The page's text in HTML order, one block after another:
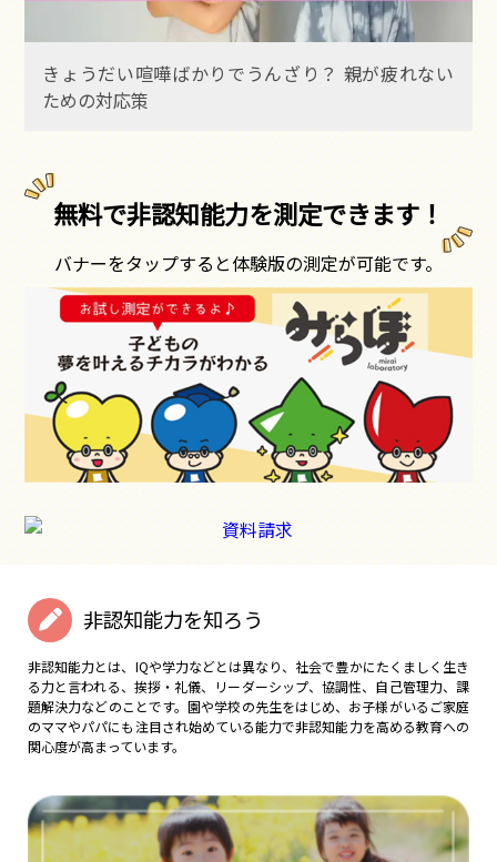
きょうだい喧嘩ばかりでうんざり？ 親が疲れない
ための対応策
無料で非認知能力を測定できます！
バナーをタップすると体験版の測定が可能です。
非認知能力を知ろう
非認知能力とは、IQや学力などとは異なり、社会で豊かにたくましく生き
る力と言われる、挨拶・礼儀、リーダーシップ、協調性、自己管理力、課
題解決力などのことです。園や学校の先生をはじめ、お子様がいるご家庭
のママやパパにも注目され始めている能力で非認知能力を高める教育への
関心度が高まっています。